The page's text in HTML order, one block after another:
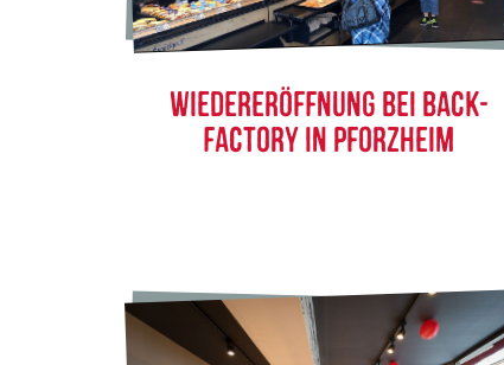
WIEDERERÖFFNUNG BEI BACK-
FACTORY IN PFORZHEIM